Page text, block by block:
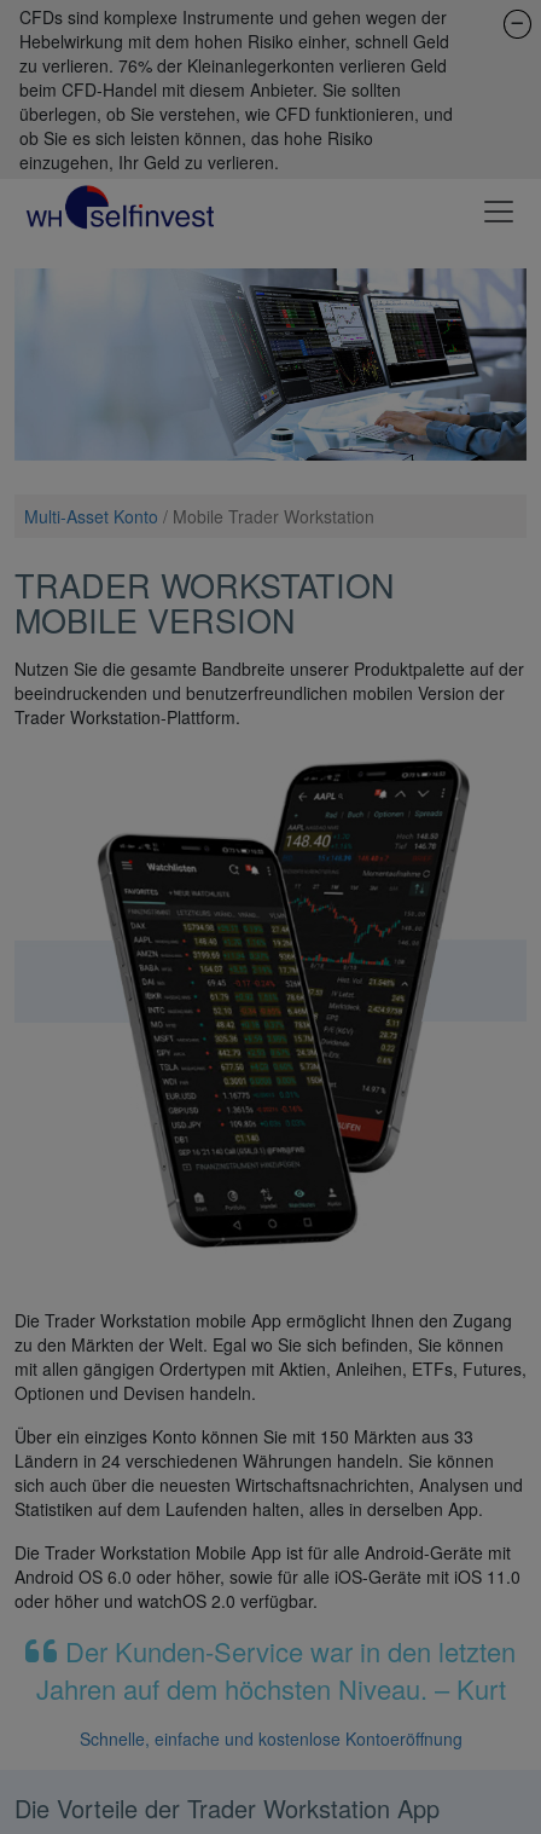
CFDs sind komplexe Instrumente und gehen wegen der
Hebelwirkung mit dem hohen Risiko einher, schnell Geld
zu verlieren. 76% der Kleinanlegerkonten verlieren Geld
beim CFD-Handel mit diesem Anbieter. Sie sollten
überlegen, ob Sie verstehen, wie CFD funktionieren, und
ob Sie es sich leisten können, das hohe Risiko
einzugehen, Ihr Geld zu verlieren.
Multi-Asset Konto / Mobile Trader Workstation
TRADER WORKSTATION
MOBILE VERSION
Nutzen Sie die gesamte Bandbreite unserer Produktpalette auf der
beeindruckenden und benutzerfreundlichen mobilen Version der
Trader Workstation-Plattform.
Die Trader Workstation mobile App ermöglicht Ihnen den Zugang
zu den Märkten der Welt. Egal wo Sie sich befinden, Sie können
mit allen gängigen Ordertypen mit Aktien, Anleihen, ETFs, Futures,
Optionen und Devisen handeln.
Über ein einziges Konto können Sie mit 150 Märkten aus 33
Ländern in 24 verschiedenen Währungen handeln. Sie können
sich auch über die neuesten Wirtschaftsnachrichten, Analysen und
Statistiken auf dem Laufenden halten, alles in derselben App.
Die Trader Workstation Mobile App ist für alle Android-Geräte mit
Android OS 6.0 oder höher, sowie für alle iOS-Geräte mit iOS 11.0
oder höher und watchOS 2.0 verfügbar.
Der Kunden-Service war in den letzten
Jahren auf dem höchsten Niveau. – Kurt
Schnelle, einfache und kostenlose Kontoeröffnung
Die Vorteile der Trader Workstation App